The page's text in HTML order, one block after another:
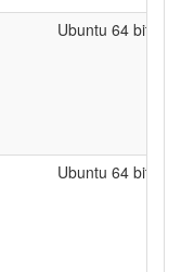
Ubuntu 64 bits
Ubuntu 64 bits